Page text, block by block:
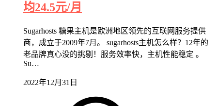
均24.5元/月
Sugarhosts 糖果主机是欧洲地区领先的互联网服务提供
商，成立于2009年7月。 sugarhosts主机怎么样？12年的
老品牌真心没的挑剔！服务效率快，主机性能稳定 。
Su…
2022年12月31日